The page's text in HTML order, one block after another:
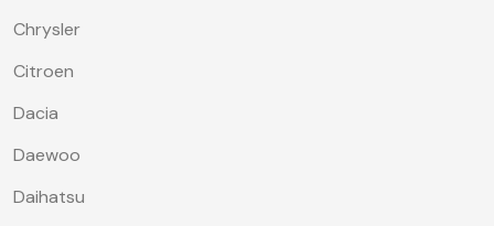
Chrysler
Citroen
Dacia
Daewoo
Daihatsu